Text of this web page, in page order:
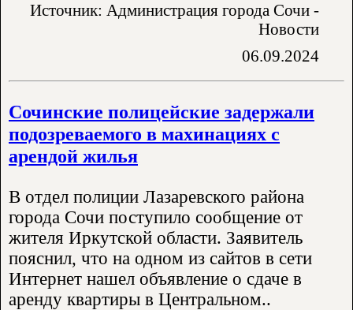
Источник: Администрация города Сочи -
Новости
06.09.2024
Сочинские полицейские задержали
подозреваемого в махинациях с
арендой жилья
В отдел полиции Лазаревского района
города Сочи поступило сообщение от
жителя Иркутской области. Заявитель
пояснил, что на одном из сайтов в сети
Интернет нашел объявление о сдаче в
аренду квартиры в Центральном..